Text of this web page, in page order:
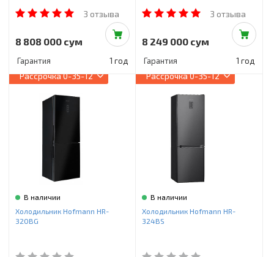
3 отзыва
8 808 000 сум
Гарантия 1 год
3 отзыва
8 249 000 сум
Гарантия 1 год
Рассрочка0-35-12
В наличии
Холодильник Hofmann HR-
320BG
Рассрочка0-35-12
В наличии
Холодильник Hofmann HR-
324BS